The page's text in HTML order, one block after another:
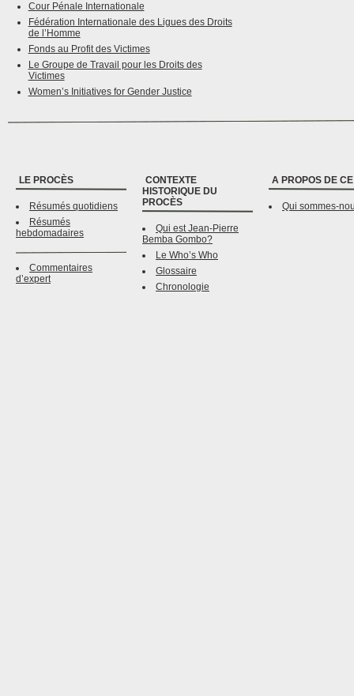
Cour Pénale Internationale
Fédération Internationale des Ligues des Droits
de l’Homme
Fonds au Profit des Victimes
Le Groupe de Travail pour les Droits des
Victimes
Women’s Initiatives for Gender Justice
LE PROCÈS
Résumés quotidiens
Résumés
hebdomadaires
Commentaires
d’expert
CONTEXTE
HISTORIQUE DU
PROCÈS
Qui est Jean-Pierre
Bemba Gombo?
Le Who’s Who
Glossaire
Chronologie
A PROPOS DE
Qui sommes-